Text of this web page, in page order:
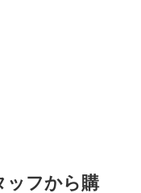
ッフから購